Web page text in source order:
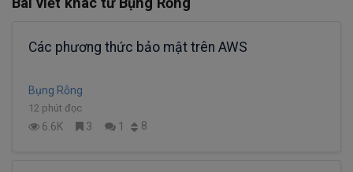
Các phương thức bảo mật trên AWS
Bụng Rỗng
12 phút đọc
6.6K 3 1 8